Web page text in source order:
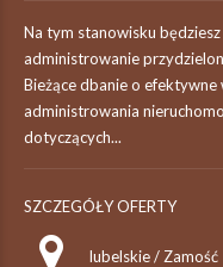
Na tym stanowisku
administrowanie
Bieżące dbanie o
administrowania
dotyczących...
SZCZEGÓŁY OFERTY
lubelskie / Zamość